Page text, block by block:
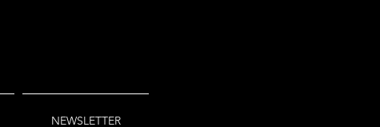
NEWSLETTER